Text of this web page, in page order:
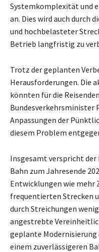
Systemkomplexität und
an. Dies wird auch durch
und hochbelasteter
Betrieb langfristig zu
Trotz der geplanten
Herausforderungen. Die
könnten für die
Bundesverkehrsminister
Anpassungen der
diesem Problem
Insgesamt verspricht der
Bahn zum Jahresende
Entwicklungen wie mehr
frequentierten Strecken
durch Streichungen
angestrebte
geplante
einem zuverlässigeren